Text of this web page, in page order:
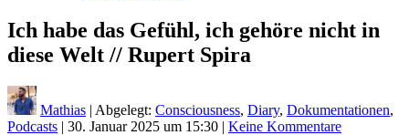
Ich habe das Gefühl, ich gehöre nicht in
diese Welt // Rupert Spira
Mathias | Abgelegt: Consciousness, Diary, Dokumentationen,
Podcasts | 30. Januar 2025 um 15:30 | Keine Kommentare